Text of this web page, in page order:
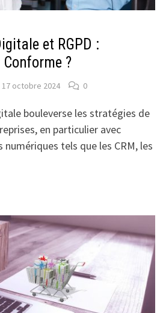
et RGPD :
?
17 octobre 2024 0
bouleverse les stratégies de
en particulier avec
numériques tels que les CRM, les